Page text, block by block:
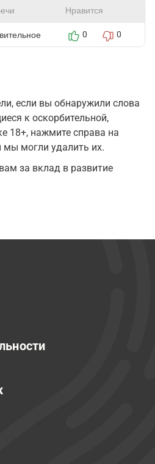
Нравится
0 0
если вы обнаружили слова
к оскорбительной,
18+, нажмите справа на
могли удалить их.
за вклад в развитие